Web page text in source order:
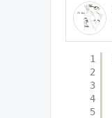
1
2
3
4
5